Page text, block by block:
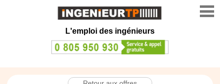
L'emploi des ingénieurs